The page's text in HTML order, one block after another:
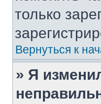
только
Вернуться к
» Я